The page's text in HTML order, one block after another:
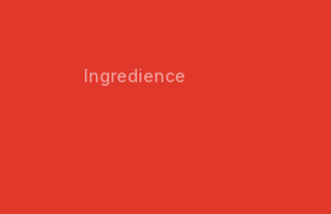
Ingredience